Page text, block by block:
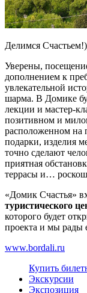
Делимся
Уверены,
дополнением к
увлекательной
шарма. В Домике
лекции и мастер-
позитивном и
расположенном на
подарки, изделия
точно сделают
приятная
террасы и…
«Домик Счастья»
туристического
которого будет
проекта и мы рады
www.bordali.ru
Купить билет
Экскурсии
Экспозиция